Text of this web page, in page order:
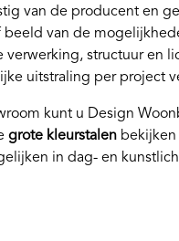
van de producent en
beeld van de
verwerking, structuur en
uitstraling per project
kunt u Design
grote kleurstalenbekijken
in dag- en